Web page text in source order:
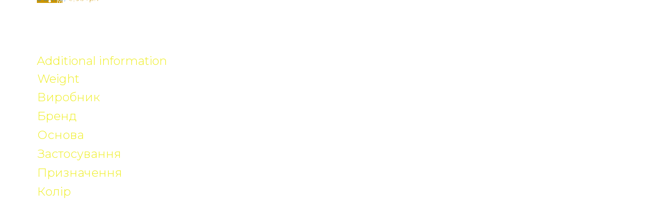
Additional information
Weight
Виробник
Бренд
Основа
Застосування
Призначення
Колір